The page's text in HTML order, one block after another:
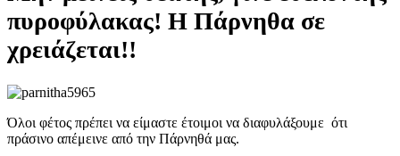
πυροφύλακας! Η Πάρνηθα σε
χρειάζεται!!
Όλοι φέτος πρέπει να είμαστε έτοιμοι να διαφυλάξουμε ότι
πράσινο απέμεινε από την Πάρνηθά μας.